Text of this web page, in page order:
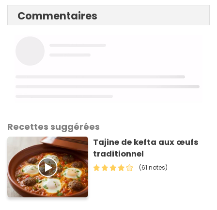
Commentaires
Recettes suggérées
Tajine de kefta aux œufs
traditionnel
(61 notes)